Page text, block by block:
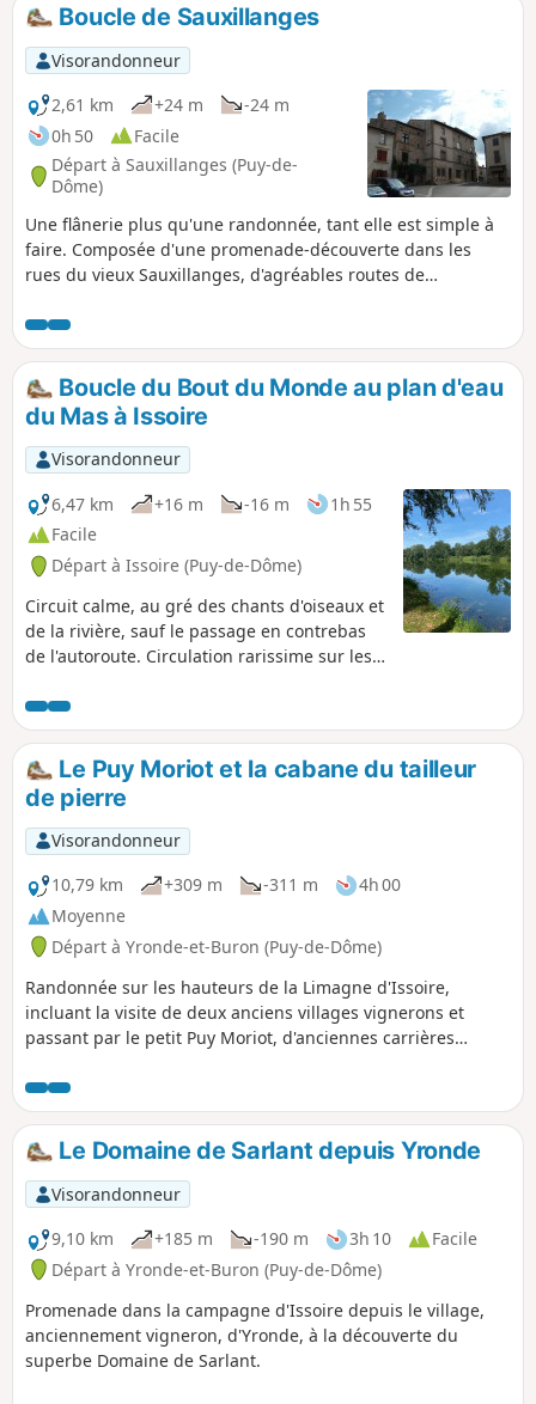
Boucle de Sauxillanges
Visorandonneur
2,61 km
+24 m
-24 m
0h 50
Facile
Départ à Sauxillanges (Puy-de-
Dôme)
Une flânerie plus qu'une randonnée, tant elle est simple à
faire. Composée d'une promenade-découverte dans les
rues du vieux Sauxillanges, d'agréables routes de
prés, et le long des cours d'eau. Cette mini-randonnée est
aussi très agréable à prendre à rebrousse-chemin, et se fait
très bien avec des enfants.
Boucle du Bout du Monde au plan d'eau
du Mas à Issoire
Visorandonneur
6,47 km
+16 m -16 m
1h 55
Facile
Départ à Issoire (Puy-de-Dôme)
Circuit calme, au gré des chants d'oiseaux et
de la rivière, sauf le passage en contrebas
de l'autoroute. Circulation rarissime sur les
de sports au Bout du Monde et tout autour
du plan d'eau du Mas, bancs et tables de
pique-nique.
Le Puy Moriot et la cabane du tailleur
de pierre
Visorandonneur
10,79 km
+309 m -311 m
4h 00
Moyenne
Départ à Yronde-et-Buron (Puy-de-Dôme)
Randonnée sur les hauteurs de la Limagne d'Issoire,
incluant la visite de deux anciens villages vignerons et
passant par le petit Puy Moriot, d'anciennes carrières
Le Domaine de Sarlant depuis Yronde
Visorandonneur
9,10 km
+185 m -190 m 3h 10
Facile
Départ à Yronde-et-Buron (Puy-de-Dôme)
Promenade dans la campagne d'Issoire depuis le village,
anciennement vigneron, d'Yronde, à la découverte du
superbe Domaine de Sarlant.